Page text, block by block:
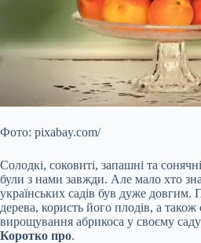
Фото: pixabay.com/
Солодкі, соковиті, запашні та
були з нами завжди. Але мало хто
українських садів був дуже довгим.
дерева, користь його плодів, а також
вирощування абрикоса у своєму саду
Коротко про.